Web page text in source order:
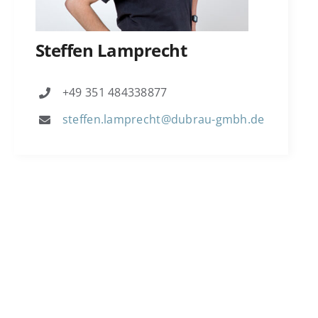
Steffen Lamprecht
+49 351 484338877
steffen.lamprecht@dubrau-gmbh.de